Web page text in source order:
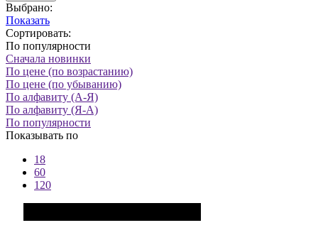
Выбрано:
Показать
Сортировать:
По популярности
Сначала новинки
По цене (по возрастанию)
По цене (по убыванию)
По алфавиту (А-Я)
По алфавиту (Я-А)
По популярности
Показывать по
18
60
120